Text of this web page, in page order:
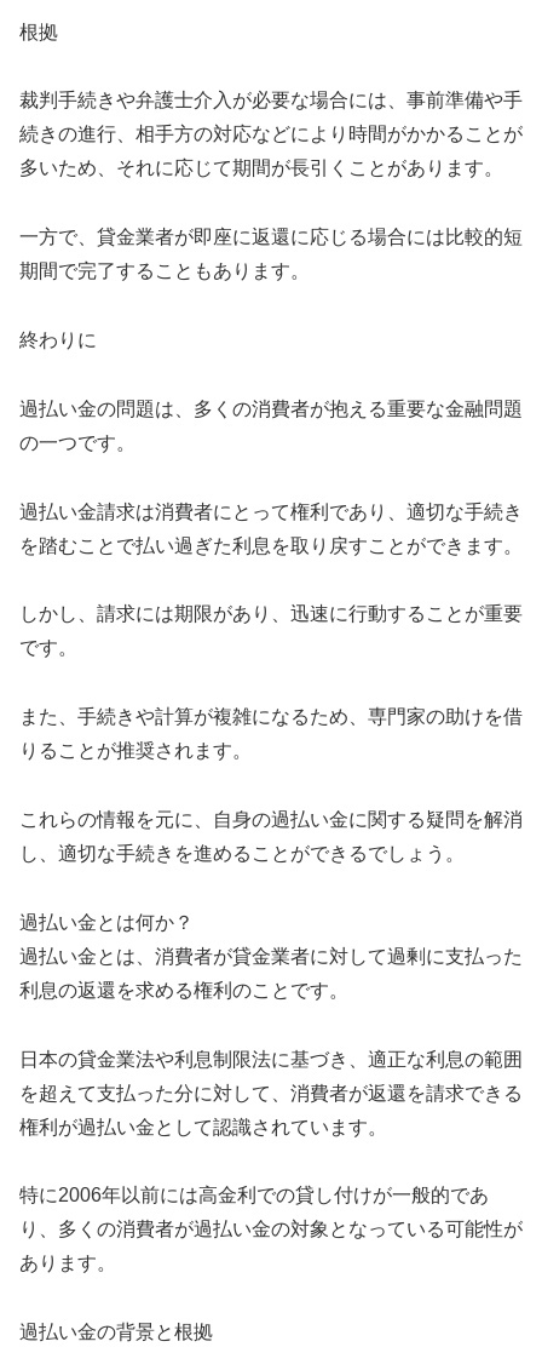
根拠
裁判手続きや弁護士介入が必要な場合には、事前準備や手
続きの進行、相手方の対応などにより時間がかかることが
多いため、それに応じて期間が長引くことがあります。
一方で、貸金業者が即座に返還に応じる場合には比較的短
期間で完了することもあります。
終わりに
過払い金の問題は、多くの消費者が抱える重要な金融問題
の一つです。
過払い金請求は消費者にとって権利であり、適切な手続き
を踏むことで払い過ぎた利息を取り戻すことができます。
しかし、請求には期限があり、迅速に行動することが重要
です。
また、手続きや計算が複雑になるため、専門家の助けを借
りることが推奨されます。
これらの情報を元に、自身の過払い金に関する疑問を解消
し、適切な手続きを進めることができるでしょう。
過払い金とは何か？
過払い金とは、消費者が貸金業者に対して過剰に支払った
利息の返還を求める権利のことです。
日本の貸金業法や利息制限法に基づき、適正な利息の範囲
を超えて支払った分に対して、消費者が返還を請求できる
権利が過払い金として認識されています。
特に2006年以前には高金利での貸し付けが一般的であ
り、多くの消費者が過払い金の対象となっている可能性が
あります。
過払い金の背景と根拠